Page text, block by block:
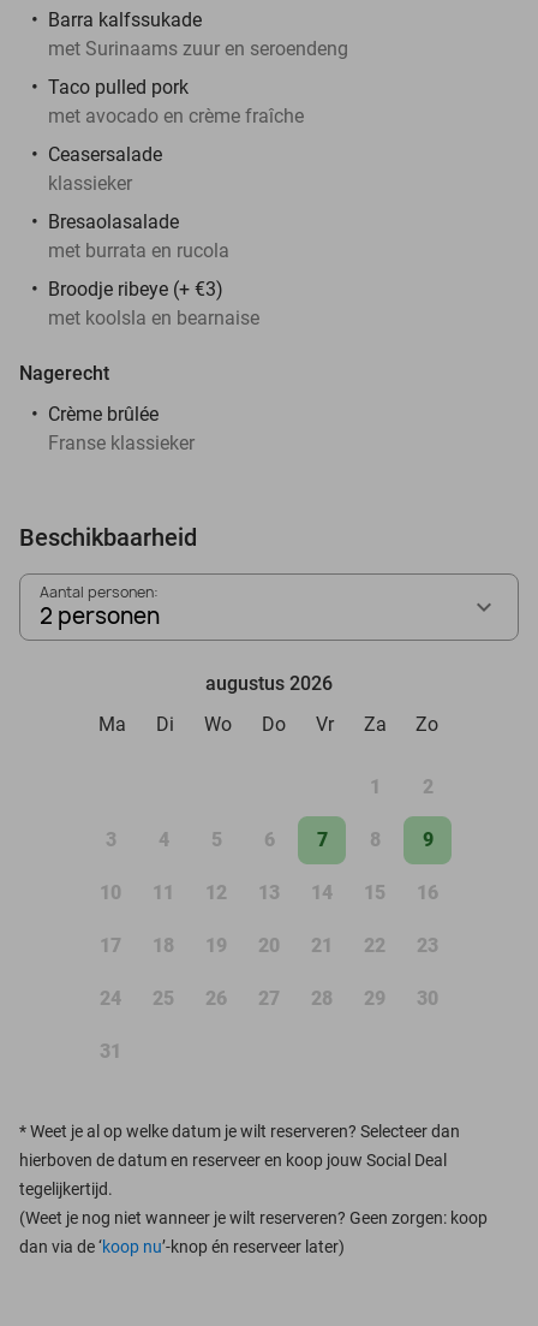
Barra kalfssukade
met Surinaams zuur en seroendeng
Taco pulled pork
met avocado en crème fraîche
Ceasersalade
klassieker
Bresaolasalade
met burrata en rucola
Broodje ribeye (+ €3)
met koolsla en bearnaise
Nagerecht
Crème brûlée
Franse klassieker
Beschikbaarheid
Aantal personen:
2 personen
augustus 2026
Ma
Di Wo Do Vr Za Zo
1 2
3 4 5 6 7 8 9
10 11 12 13 14 15 16
17 18 19 20 21 22 23
24 25 26 27 28 29 30
31
*Weet je al op welke datum je wilt reserveren? Selecteer dan
hierboven de datum en reserveer en koop jouw Social Deal
tegelijkertijd.
(Weet je nog niet wanneer je wilt reserveren? Geen zorgen: koop
dan via de ‘koop nu’-knop én reserveer later)